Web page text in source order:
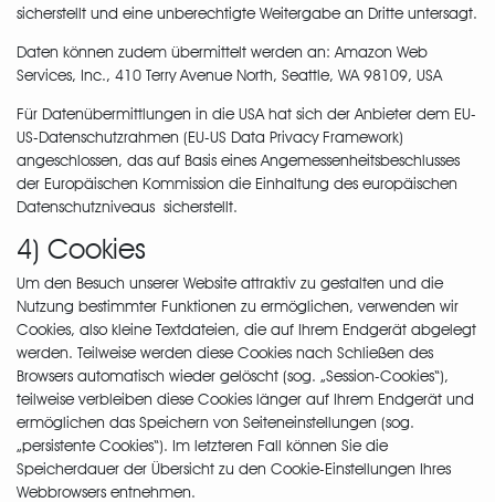
sicherstellt und eine unberechtigte Weitergabe an Dritte untersagt.
Daten können zudem übermittelt werden an: Amazon Web
Services, Inc., 410 Terry Avenue North, Seattle, WA 98109, USA
Für Datenübermittlungen in die USA hat sich der Anbieter dem EU-
US-Datenschutzrahmen (EU-US Data Privacy Framework)
angeschlossen, das auf Basis eines Angemessenheitsbeschlusses
der Europäischen Kommission die Einhaltung des europäischen
Datenschutzniveaus sicherstellt.
4) Cookies
Um den Besuch unserer Website attraktiv zu gestalten und die
Nutzung bestimmter Funktionen zu ermöglichen, verwenden wir
Cookies, also kleine Textdateien, die auf Ihrem Endgerät abgelegt
werden. Teilweise werden diese Cookies nach Schließen des
Browsers automatisch wieder gelöscht (sog. „Session-Cookies“),
teilweise verbleiben diese Cookies länger auf Ihrem Endgerät und
ermöglichen das Speichern von Seiteneinstellungen (sog.
„persistente Cookies“). Im letzteren Fall können Sie die
Speicherdauer der Übersicht zu den Cookie-Einstellungen Ihres
Webbrowsers entnehmen.